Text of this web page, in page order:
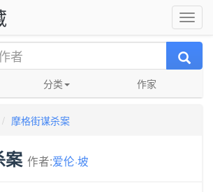
分类 作家
摩格街谋杀案
案 作者:爱伦·坡